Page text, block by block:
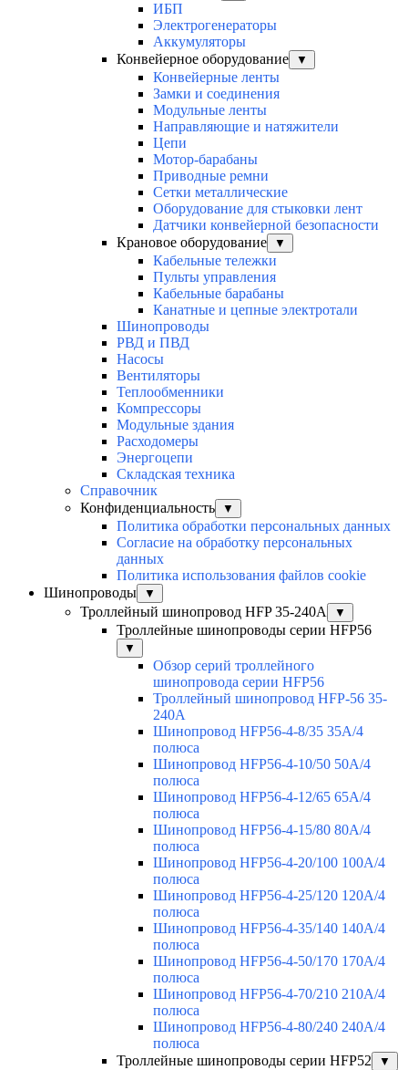
ИБП
Электрогенераторы
Аккумуляторы
Конвейерное оборудование
▼
Конвейерные ленты
Замки и соединения
Модульные ленты
Направляющие и натяжители
Цепи
Мотор-барабаны
Приводные ремни
Сетки металлические
Оборудование для стыковки лент
Датчики конвейерной безопасности
Крановое оборудование
▼
Кабельные тележки
Пульты управления
Кабельные барабаны
Канатные и цепные электротали
Шинопроводы
РВД и ПВД
Насосы
Вентиляторы
Теплообменники
Компрессоры
Модульные здания
Расходомеры
Энергоцепи
Складская техника
Справочник
Конфиденциальность
▼
Политика обработки персональных данных
Согласие на обработку персональных
данных
Политика использования файлов cookie
Шинопроводы
▼
Троллейный шинопровод HFP 35-240А ▼
Троллейные шинопроводы серии HFP56
▼
Обзор серий троллейного
шинопровода серии HFP56
Троллейный шинопровод HFP-56 35-
240А
Шинопровод HFP56-4-8/35 35А/4
полюса
Шинопровод HFP56-4-10/50 50А/4
полюса
Шинопровод HFP56-4-12/65 65А/4
полюса
Шинопровод HFP56-4-15/80 80А/4
полюса
Шинопровод HFP56-4-20/100 100А/4
полюса
Шинопровод HFP56-4-25/120 120А/4
полюса
Шинопровод HFP56-4-35/140 140А/4
полюса
Шинопровод HFP56-4-50/170 170А/4
полюса
Шинопровод HFP56-4-70/210 210А/4
полюса
Шинопровод HFP56-4-80/240 240А/4
полюса
Троллейные шинопроводы серии HFP52
▼